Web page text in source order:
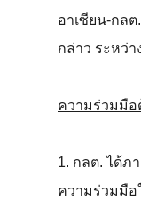
อาเซียน-กล
กล่าว ระหว่า
ความร่วมมือ
1. กลต. ได้ภ
ความร่วมมือ